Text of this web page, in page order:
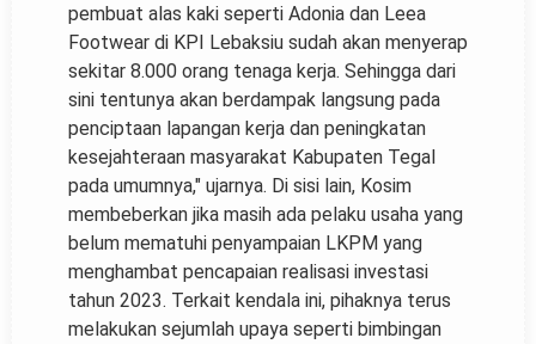
pembuat alas kaki seperti Adonia dan Leea
Footwear di KPI Lebaksiu sudah akan menyerap
sekitar 8.000 orang tenaga kerja. Sehingga dari
sini tentunya akan berdampak langsung pada
penciptaan lapangan kerja dan peningkatan
kesejahteraan masyarakat Kabupaten Tegal
pada umumnya," ujarnya. Di sisi lain, Kosim
membeberkan jika masih ada pelaku usaha yang
belum mematuhi penyampaian LKPM yang
menghambat pencapaian realisasi investasi
tahun 2023. Terkait kendala ini, pihaknya terus
melakukan sejumlah upaya seperti bimbingan